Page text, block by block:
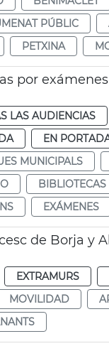
PÚBLIC
PETXINA
por exámenes
LAS AUDIENCIAS
EN
MUNICIPALS
BIBLIOTECAS
EXÁMENES
de Borja y
EXTRAMURS
MOVILIDAD